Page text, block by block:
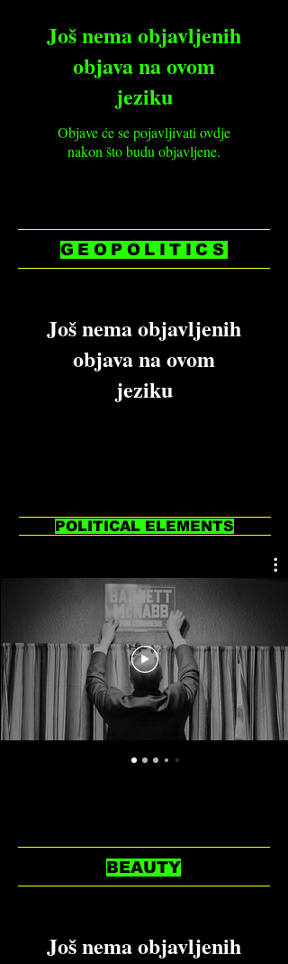
Još nema objavljenih
objava na ovom
jeziku
Objave će se pojavljivati ovdje
nakon što budu objavljene.
GEOPOLITICS
Još nema objavljenih
objava na ovom
jeziku
POLITICAL ELEMENTS
BEAUTY
Još nema objavljenih